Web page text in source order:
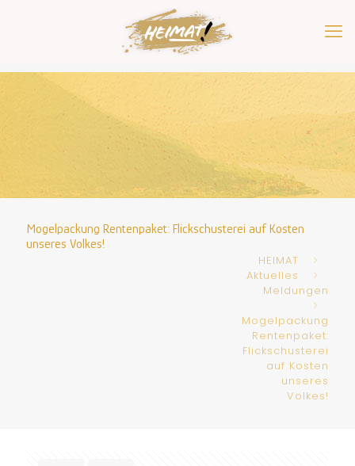
Mogelpackung Rentenpaket: Flickschusterei auf Kosten
unseres Volkes!
HEIMAT
Aktuelles
Meldungen
Mogelpackung
Rentenpaket:
Flickschusterei
auf Kosten
unseres
Volkes!